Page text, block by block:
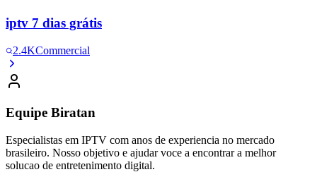
iptv 7 dias grátis
2.4KCommercial
Equipe Biratan
Especialistas em IPTV com anos de experiencia no mercado
brasileiro. Nosso objetivo e ajudar voce a encontrar a melhor
solucao de entretenimento digital.